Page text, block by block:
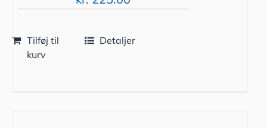
Tilføj til
kurv
Detaljer